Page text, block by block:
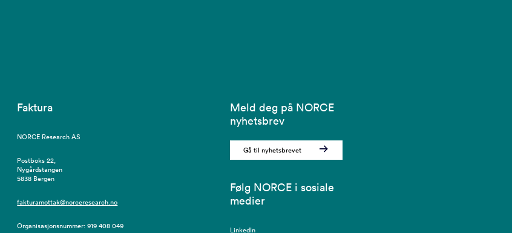
Faktura
NORCE Research AS
Postboks 22,
Nygårdstangen
5838 Bergen
fakturamottak@norceresearch.no
Organisasjonsnummer: 919 408 049
Meld deg på NORCE
nyhetsbrev
Gå til nyhetsbrevet
Følg NORCE i sosiale
medier
LinkedIn